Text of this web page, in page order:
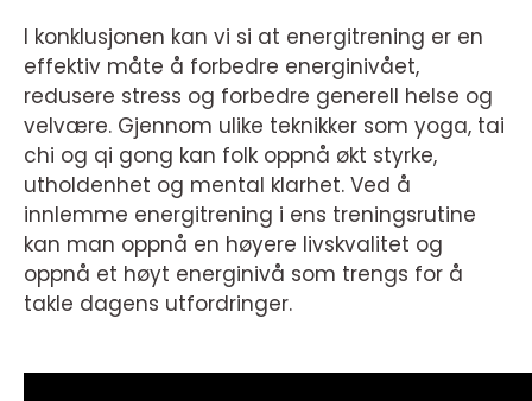
I konklusjonen kan vi si at energitrening er en
effektiv måte å forbedre energinivået,
redusere stress og forbedre generell helse og
velvære. Gjennom ulike teknikker som yoga, tai
chi og qi gong kan folk oppnå økt styrke,
utholdenhet og mental klarhet. Ved å
innlemme energitrening i ens treningsrutine
kan man oppnå en høyere livskvalitet og
oppnå et høyt energinivå som trengs for å
takle dagens utfordringer.